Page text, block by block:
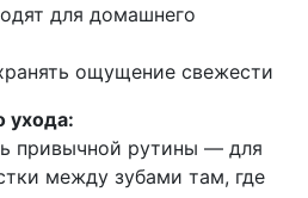
для домашнего
ощущение свежести
ухода:
привычной рутины — для
между зубами там, где